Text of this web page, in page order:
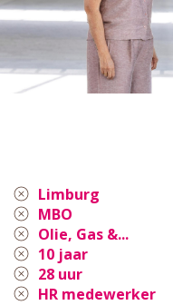
Limburg
MBO
Olie, Gas &...
10 jaar
28 uur
HR medewerker